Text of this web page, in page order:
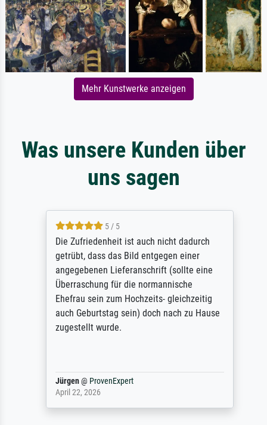
Mehr Kunstwerke anzeigen
Was unsere Kunden über
uns sagen
5 / 5
Die Zufriedenheit ist auch nicht dadurch
getrübt, dass das Bild entgegen einer
angegebenen Lieferanschrift (sollte eine
Überraschung für die normannische
Ehefrau sein zum Hochzeits- gleichzeitig
auch Geburtstag sein) doch nach zu Hause
zugestellt wurde.
Jürgen@ProvenExpert
April 22, 2026